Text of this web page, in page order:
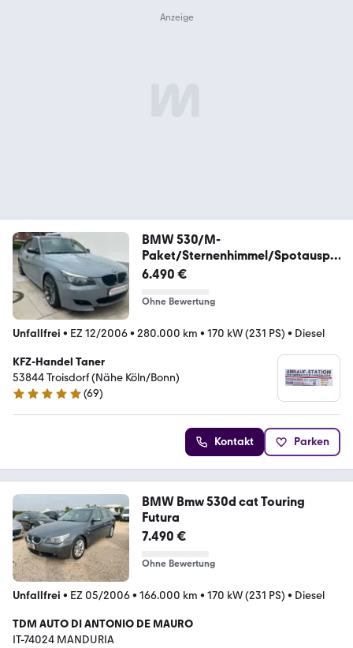
BMW 530/M-
Paket/Sternenhimmel/Spotauspu
ff/Digitacho
6.490 €
Ohne Bewertung
Unfallfrei • EZ 12/2006• 280.000 km • 170 kW (231 PS) • Diesel
KFZ-Handel Taner
53844 Troisdorf (Nähe Köln/Bonn)
4.8 Sterne
(69)
Kontakt Parken
BMW Bmw 530d cat Touring
Futura
7.490 €
Ohne Bewertung
Unfallfrei • EZ 05/2006• 166.000 km • 170 kW (231 PS) • Diesel
TDM AUTO DI ANTONIO DE MAURO
IT-74024 MANDURIA